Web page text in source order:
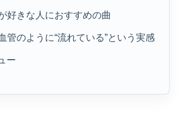
好きな人におすすめの曲
管のように“流れている”という実感
ー